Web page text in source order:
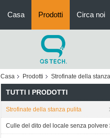
Casa Prodotti Circa noi
Casa Prodotti Strofinate della
TUTTI I PRODOTTI
Strofinate della stanza pulita
Culle del dito del locale senza polvere